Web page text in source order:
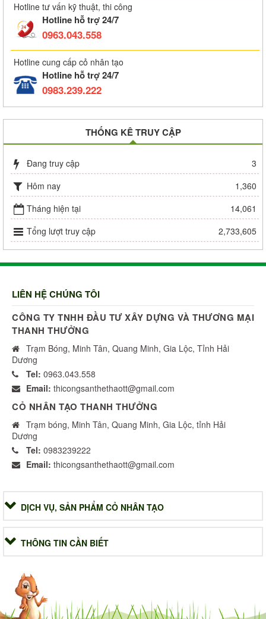
Hotline tư vấn kỹ thuật, thi công
Hotline hỗ trợ 24/7
0963.043.558
Hotline cung cấp cỏ nhân tạo
Hotline hỗ trợ 24/7
0983.239.222
THỐNG KÊ TRUY CẬP
Đang truy cập
3
Hôm nay
1,360
Tháng hiện tại
14,061
Tổng lượt truy cập
2,733,605
LIÊN HỆ CHÚNG TÔI
CÔNG TY TNHH ĐẦU TƯ XÂY DỰNG VÀ THƯƠNG MẠI
THANH THƯỞNG
Trạm Bóng, Minh Tân, Quang Minh, Gia Lộc, Tỉnh Hải
Dương
Tel: 0963.043.558
Email: thicongsanthethaott@gmail.com
CỎ NHÂN TẠO THANH THƯỞNG
Trạm bóng, Minh Tân, Quang Minh, Gia Lộc, tỉnh Hải
Dương
Tel: 0983239222
Email: thicongsanthethaott@gmail.com
DỊCH VỤ, SẢN PHẨM CỎ NHÂN TẠO
THÔNG TIN CẦN BIẾT